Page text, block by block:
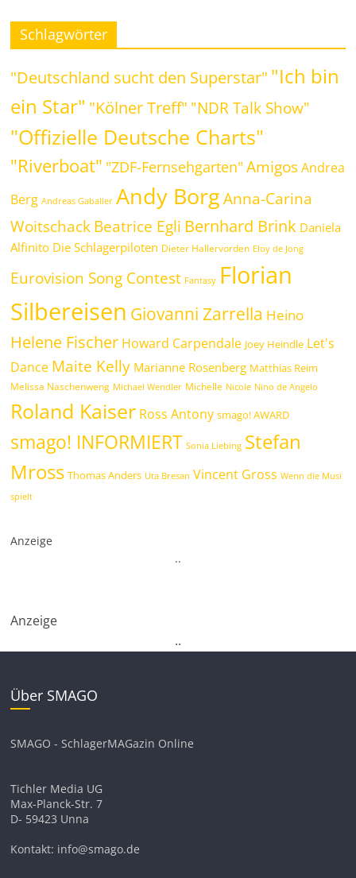
Schlagwörter
"Deutschland sucht den Superstar" "Ich bin
ein Star" "Kölner Treff" "NDR Talk Show"
"Offizielle Deutsche Charts"
"Riverboat" "ZDF-Fernsehgarten" Amigos Andrea
Berg Andreas Gabalier Andy Borg Anna-Carina
WoitschackBeatrice Egli Bernhard Brink Daniela
Alfinito Die Schlagerpiloten Dieter Hallervorden Eloy de Jong
Eurovision Song Contest Fantasy Florian
Silbereisen Giovanni Zarrella Heino
Helene Fischer Howard Carpendale Joey Heindle Let's
Dance Maite Kelly Marianne Rosenberg Matthias Reim
Melissa Naschenweng Michael Wendler Michelle Nicole Nino de Angelo
Roland Kaiser Ross Antony smago! AWARD
smago! INFORMIERT Sonia Liebing Stefan
Mross Thomas Anders Uta Bresan Vincent Gross Wenn die Musi
spielt
Anzeige
..
Anzeige
..
Über SMAGO
SMAGO - SchlagerMAGazin Online
Tichler Media UG
Max-Planck-Str. 7
D- 59423 Unna
Kontakt: info@smago.de